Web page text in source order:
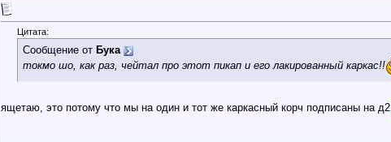
Цитата:
Сообщение от Бука
токмо шо, как раз, чейтал про этот пикап и его лакированный каркас!!
ящетаю, это потому что мы на один и тот же каркасный корч подписаны на д2